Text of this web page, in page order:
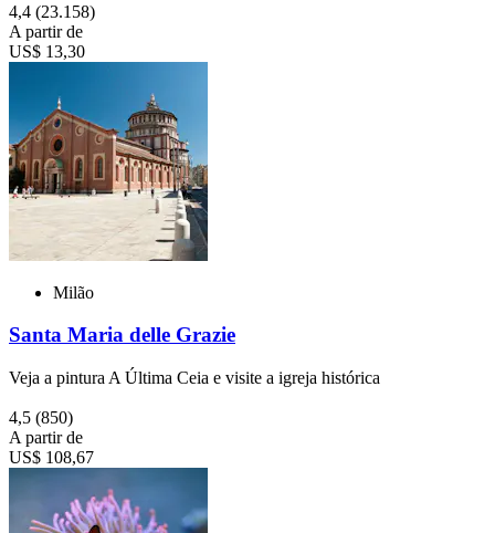
4,4 (23.158)
A partir de
US$ 13,30
Milão
Santa Maria delle Grazie
Veja a pintura A Última Ceia e visite a igreja histórica
4,5 (850)
A partir de
US$ 108,67